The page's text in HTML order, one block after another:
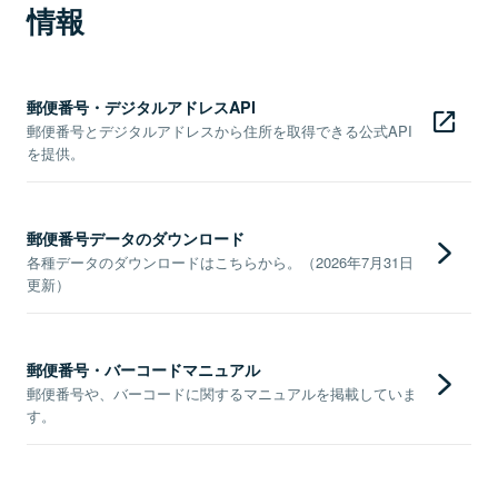
情報
郵便番号・デジタルアドレスAPI
郵便番号とデジタルアドレスから住所を取得できる公式API
を提供。
郵便番号データのダウンロード
各種データのダウンロードはこちらから。（2026年7月31日
更新）
郵便番号・バーコードマニュアル
郵便番号や、バーコードに関するマニュアルを掲載していま
す。